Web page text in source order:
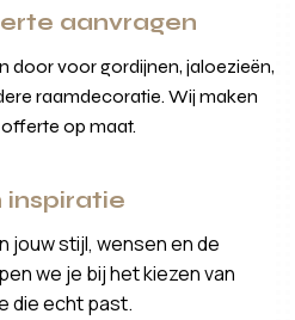
aanvragen
door voor gordijnen, jaloezieën,
raamdecoratie. Wij maken
op maat.
inspiratie
jouw stijl, wensen en de
we je bij het kiezen van
die echt past.